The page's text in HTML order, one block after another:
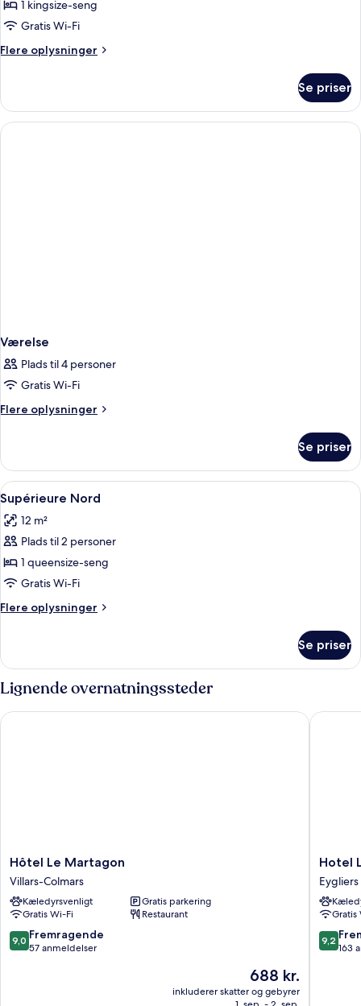
Supérieure
Balcon
vue
Meije
1 kingsize-seng
Gratis Wi-Fi
Flere oplysninger
Flere
Balcon
vue
Meije
Se priser
Værelse
Plads til 4 personer
Gratis Wi-Fi
Flere oplysninger
Flere
Se priser
Indlæs
alle
billeder
af
Supérieure
Nord
Et hotelværelse med to senge,
6
Supérieure Nord
12 m²
Plads til 2 personer
1 queensize-seng
Gratis Wi-Fi
Flere oplysninger
Flere
Nord
Se priser
Lignende overnatningssteder
Hôtel
Le
Martagon
Villars-
Colmars
Hôtel Le Martagon
Villars-Colmars
Kæledyrsvenligt
Gratis parkering
Gratis Wi-Fi
Restaurant
9.0
ud
9,0 Fremragende
57 anmeldelser
Prisen
688 kr.
688 kr.
inkluderer skatter og gebyrer
Hôtel Le Martagon
Hotel
Lacour
Eygliers
Hotel
Eygliers
Gratis
9.2
ud
9,2
163
Hotel